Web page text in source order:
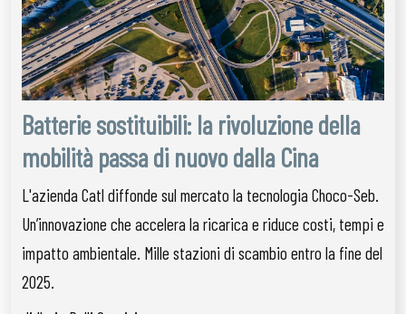
Batterie sostituibili: la rivoluzione della
mobilità passa di nuovo dalla Cina
L'azienda Catl diffonde sul mercato la tecnologia Choco-Seb.
Un’innovazione che accelera la ricarica e riduce costi, tempi e
impatto ambientale. Mille stazioni di scambio entro la fine del
2025.